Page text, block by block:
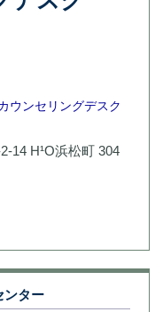
ウンセリングデスク
14 H¹O浜松町 304
ンター